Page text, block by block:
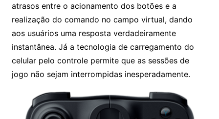
atrasos entre o acionamento dos botões e a
realização do comando no campo virtual, dando
aos usuários uma resposta verdadeiramente
instantânea. Já a tecnologia de carregamento do
celular pelo controle permite que as sessões de
jogo não sejam interrompidas inesperadamente.